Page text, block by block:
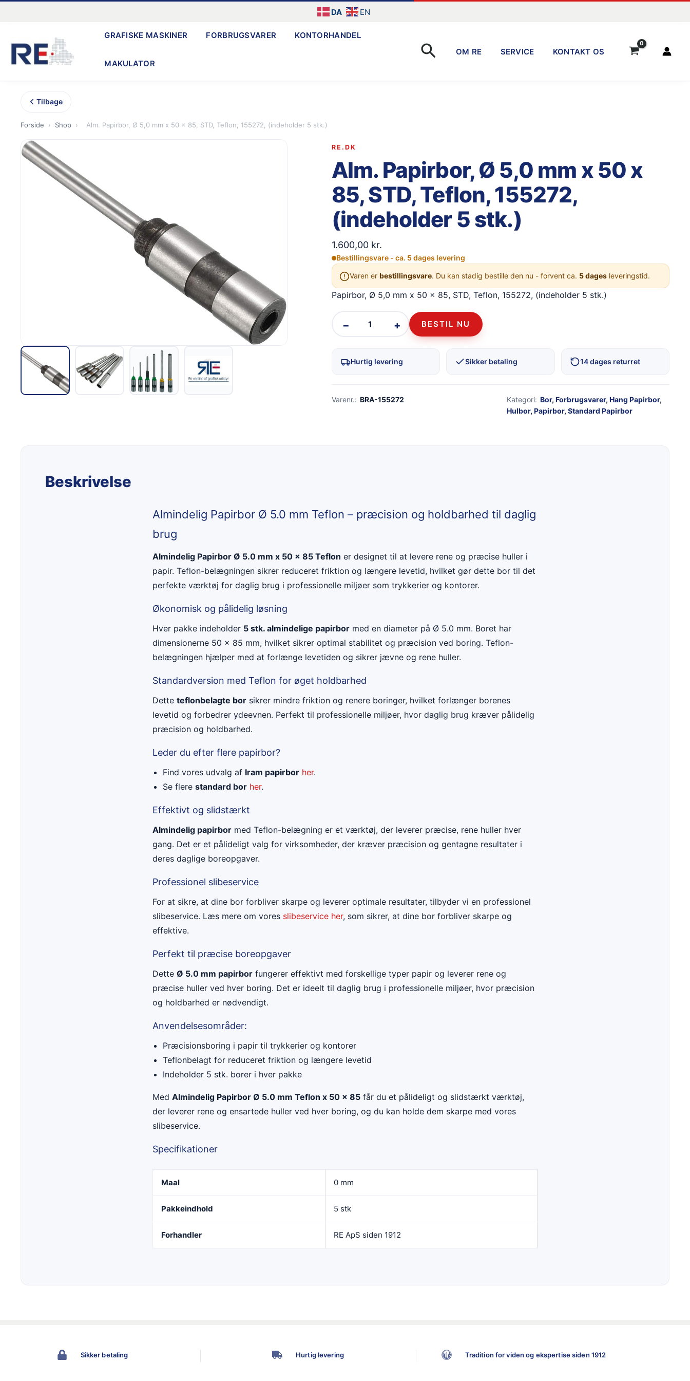
indholdet
DA EN
GRAFISKE MASKINER FORBRUGSVARER KONTORHANDEL
MAKULATOR
Søg OM RE SERVICE KONTAKT OS
Tilbage
Forside › Shop › Alm. Papirbor, Ø 5,0 mm x 50 x 85, STD, Teflon, 155272, (indeholder 5 stk.)
RE.DK
Alm. Papirbor, Ø 5,0 mm x 50 x
85, STD, Teflon, 155272,
(indeholder 5 stk.)
1.600,00 kr.
Bestillingsvare - ca. 5 dages levering
Varen er bestillingsvare. Du kan stadig bestille den nu - forvent ca. 5 dagesleveringstid.
Papirbor, Ø 5,0 mm x 50 x 85, STD, Teflon, 155272, (indeholder 5 stk.)
− + BESTIL NU
Hurtig levering Sikker betaling 14 dages returret
Varenr.: BRA-155272 Kategori: Bor, Forbrugsvarer, Hang Papirbor,
Hulbor, Papirbor, Standard Papirbor
Beskrivelse
Almindelig Papirbor Ø 5.0 mm Teflon – præcision og holdbarhed til daglig
brug
Almindelig Papirbor Ø 5.0 mm x 50 x 85 Teflon er designet til at levere rene og præcise huller i
papir. Teflon-belægningen sikrer reduceret friktion og længere levetid, hvilket gør dette bor til det
perfekte værktøj for daglig brug i professionelle miljøer som trykkerier og kontorer.
Økonomisk og pålidelig løsning
Hver pakke indeholder 5 stk. almindelige papirbor med en diameter på Ø 5.0 mm. Boret har
dimensionerne 50 x 85 mm, hvilket sikrer optimal stabilitet og præcision ved boring. Teflon-
belægningen hjælper med at forlænge levetiden og sikrer jævne og rene huller.
Standardversion med Teflon for øget holdbarhed
Dette teflonbelagte bor sikrer mindre friktion og renere boringer, hvilket forlænger borenes
levetid og forbedrer ydeevnen. Perfekt til professionelle miljøer, hvor daglig brug kræver pålidelig
præcision og holdbarhed.
Leder du efter flere papirbor?
Find vores udvalg af Iram papirbor her.
Se flere standard bor her.
Effektivt og slidstærkt
Almindelig papirbor med Teflon-belægning er et værktøj, der leverer præcise, rene huller hver
gang. Det er et pålideligt valg for virksomheder, der kræver præcision og gentagne resultater i
deres daglige boreopgaver.
Professionel slibeservice
For at sikre, at dine bor forbliver skarpe og leverer optimale resultater, tilbyder vi en professionel
slibeservice. Læs mere om vores slibeservice her, som sikrer, at dine bor forbliver skarpe og
effektive.
Perfekt til præcise boreopgaver
Dette Ø 5.0 mm papirbor fungerer effektivt med forskellige typer papir og leverer rene og
præcise huller ved hver boring. Det er ideelt til daglig brug i professionelle miljøer, hvor præcision
og holdbarhed er nødvendigt.
Anvendelsesområder:
Præcisionsboring i papir til trykkerier og kontorer
Teflonbelagt for reduceret friktion og længere levetid
Indeholder 5 stk. borer i hver pakke
Med Almindelig Papirbor Ø 5.0 mm Teflon x 50 x 85 får du et pålideligt og slidstærkt værktøj,
der leverer rene og ensartede huller ved hver boring, og du kan holde dem skarpe med vores
slibeservice.
Specifikationer
Maal 0 mm
Pakkeindhold 5 stk
Forhandler RE ApS siden 1912
Sikker betaling Hurtig levering Tradition for viden og ekspertise siden 1912